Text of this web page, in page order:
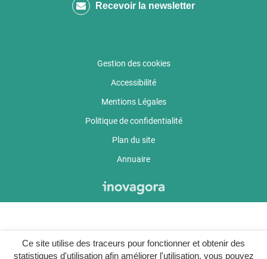
Ce site utilise des traceurs pour fonctionner et obtenir des
statistiques d'utilisation afin améliorer l'utilisation, vous pouvez
Facebook
Youtube
calaméo
Recevoir la newsletter
Gestion des cookies
Accessibilité
Mentions Légales
Politique de confidentialité
Plan du site
Annuaire